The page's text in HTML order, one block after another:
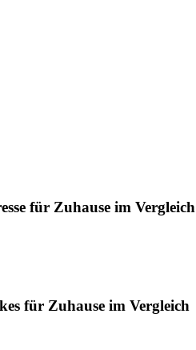
für Zuhause im Vergleich
für Zuhause im Vergleich